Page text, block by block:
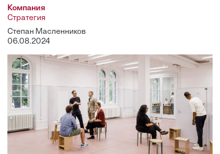
Компания
Стратегия
Степан Масленников
06.08.2024